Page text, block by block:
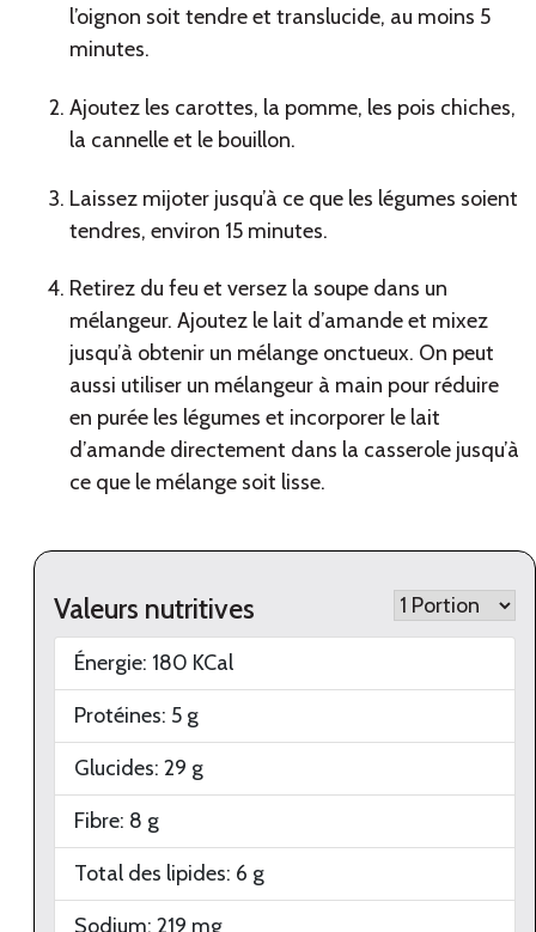
l’oignon soit tendre et translucide, au moins 5
minutes.
Ajoutez les carottes, la pomme, les pois chiches,
la cannelle et le bouillon.
Laissez mijoter jusqu’à ce que les légumes soient
tendres, environ 15 minutes.
Retirez du feu et versez la soupe dans un
mélangeur. Ajoutez le lait d’amande et mixez
jusqu’à obtenir un mélange onctueux. On peut
aussi utiliser un mélangeur à main pour réduire
en purée les légumes et incorporer le lait
d’amande directement dans la casserole jusqu’à
ce que le mélange soit lisse.
Valeurs nutritives
Énergie: 180 KCal
Protéines: 5 g
Glucides: 29 g
Fibre: 8 g
Total des lipides: 6 g
Sodium: 219 mg